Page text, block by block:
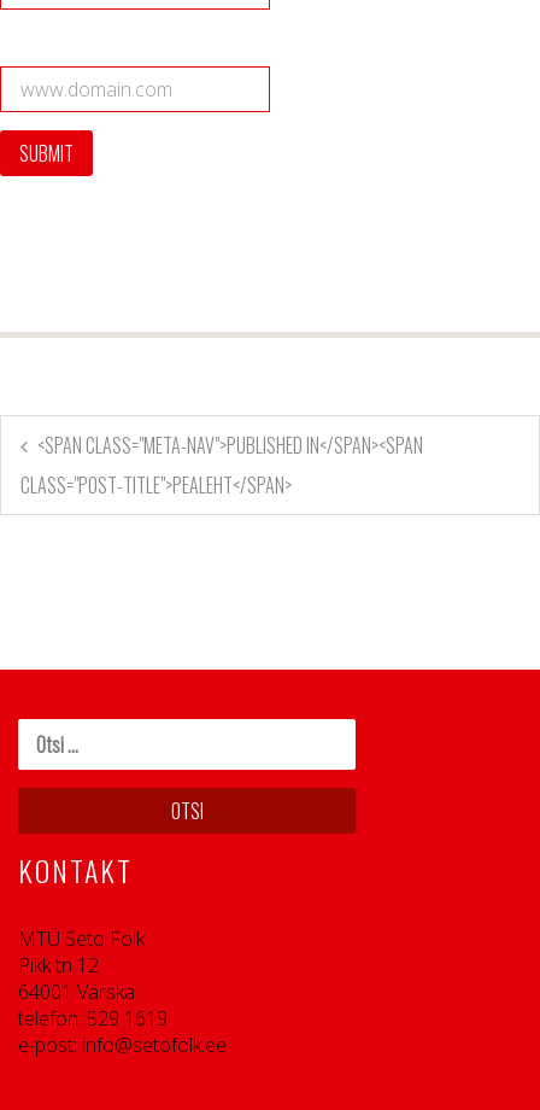
<SPAN CLASS="META-NAV">PUBLISHED IN</SPAN><SPAN
CLASS="POST-TITLE">PEALEHT</SPAN>
KONTAKT
MTÜ Seto Folk
Pikk tn 12
64001 Värska
telefon: 529 1619
e-post: info@setofolk.ee